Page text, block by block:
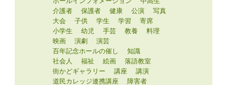
介護者
保護者 健康 公演
写真
大会
子供 学生 学習
寄席
小学生
幼児 手芸 教養
料理
映画
演劇
演芸
百年記念ホールの催し
知識
社会人
福祉 絵画
落語教室
街かどギャラリー
講座
講演
道民カレッジ連携講座
障害者